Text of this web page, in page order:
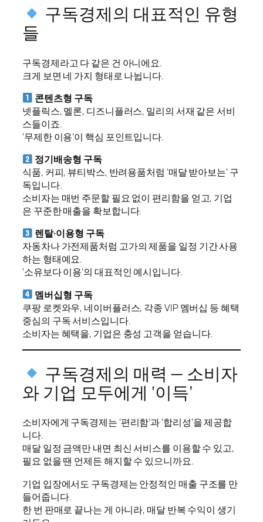
구독경제의 대표적인 유형
들
구독경제라고 다 같은 건 아니에요.
크게 보면 네 가지 형태로 나뉩니다.
콘텐츠형 구독
넷플릭스, 멜론, 디즈니플러스, 밀리의 서재 같은 서비
스들이죠.
‘무제한 이용’이 핵심 포인트입니다.
정기배송형 구독
식품, 커피, 뷰티박스, 반려용품처럼 ‘매달 받아보는’ 구
독입니다.
소비자는 매번 주문할 필요 없이 편리함을 얻고, 기업
은 꾸준한 매출을 확보합니다.
렌탈·이용형 구독
자동차나 가전제품처럼 고가의 제품을 일정 기간 사용
하는 형태예요.
‘소유보다 이용’의 대표적인 예시입니다.
멤버십형 구독
쿠팡 로켓와우, 네이버플러스, 각종 VIP 멤버십 등 혜택
중심의 구독 서비스입니다.
소비자는 혜택을, 기업은 충성 고객을 얻습니다.
구독경제의 매력 — 소비자
와 기업 모두에게 ‘이득’
소비자에게 구독경제는 ‘편리함’과 ‘합리성’을 제공합
니다.
매달 일정 금액만 내면 최신 서비스를 이용할 수 있고,
필요 없을 땐 언제든 해지할 수 있으니까요.
기업 입장에서도 구독경제는 안정적인 매출 구조를 만
들어줍니다.
한 번 판매로 끝나는 게 아니라, 매달 반복 수익이 생기